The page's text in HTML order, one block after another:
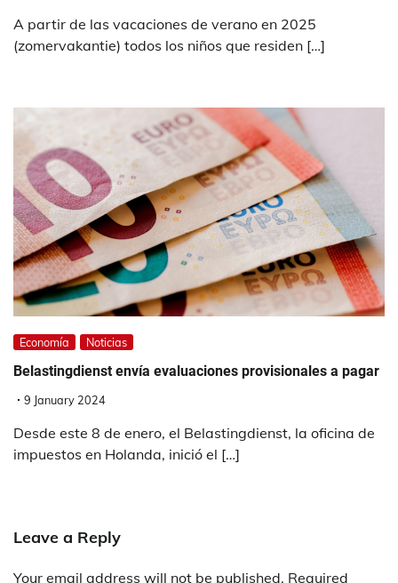
A partir de las vacaciones de verano en 2025
(zomervakantie) todos los niños que residen […]
Economía Noticias
Belastingdienst envía evaluaciones provisionales a pagar
9 January 2024
Desde este 8 de enero, el Belastingdienst, la oficina de
impuestos en Holanda, inició el […]
Leave a Reply
Your email address will not be published. Required